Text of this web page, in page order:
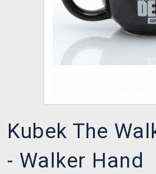
Kubek The
- Walker Hand